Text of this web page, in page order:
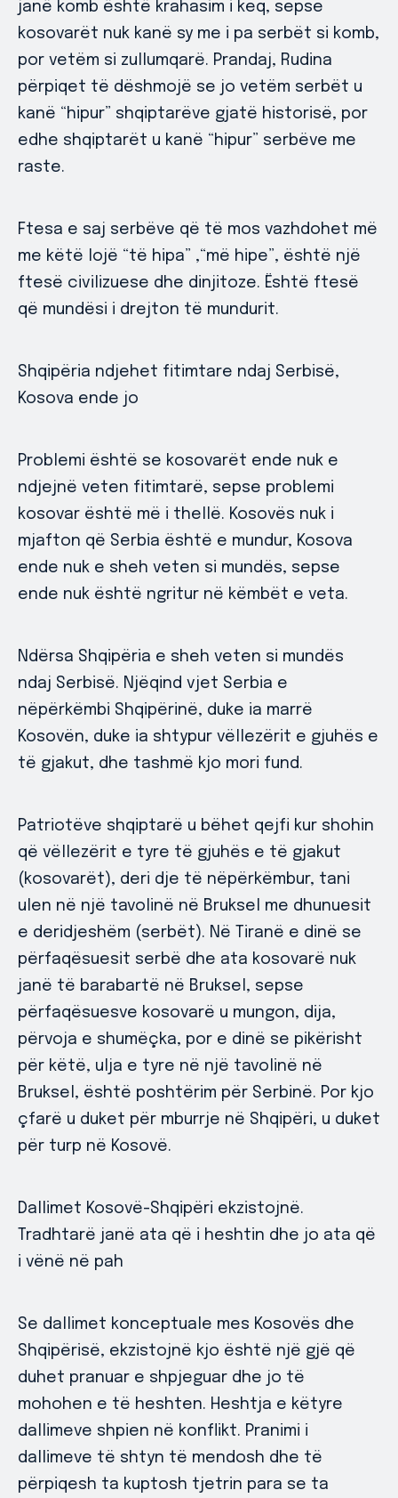
janë komb është krahasim i keq, sepse
kosovarët nuk kanë sy me i pa serbët si komb,
por vetëm si zullumqarë. Prandaj, Rudina
përpiqet të dëshmojë se jo vetëm serbët u
kanë “hipur” shqiptarëve gjatë historisë, por
edhe shqiptarët u kanë “hipur” serbëve me
raste.
Ftesa e saj serbëve që të mos vazhdohet më
me këtë lojë “të hipa” ,“më hipe”, është një
ftesë civilizuese dhe dinjitoze. Është ftesë
që mundësi i drejton të mundurit.
Shqipëria ndjehet fitimtare ndaj Serbisë,
Kosova ende jo
Problemi është se kosovarët ende nuk e
ndjejnë veten fitimtarë, sepse problemi
kosovar është më i thellë. Kosovës nuk i
mjafton që Serbia është e mundur, Kosova
ende nuk e sheh veten si mundës, sepse
ende nuk është ngritur në këmbët e veta.
Ndërsa Shqipëria e sheh veten si mundës
ndaj Serbisë. Njëqind vjet Serbia e
nëpërkëmbi Shqipërinë, duke ia marrë
Kosovën, duke ia shtypur vëllezërit e gjuhës e
të gjakut, dhe tashmë kjo mori fund.
Patriotëve shqiptarë u bëhet qejfi kur shohin
që vëllezërit e tyre të gjuhës e të gjakut
(kosovarët), deri dje të nëpërkëmbur, tani
ulen në një tavolinë në Bruksel me dhunuesit
e deridjeshëm (serbët). Në Tiranë e dinë se
përfaqësuesit serbë dhe ata kosovarë nuk
janë të barabartë në Bruksel, sepse
përfaqësuesve kosovarë u mungon, dija,
përvoja e shumëçka, por e dinë se pikërisht
për këtë, ulja e tyre në një tavolinë në
Bruksel, është poshtërim për Serbinë. Por kjo
çfarë u duket për mburrje në Shqipëri, u duket
për turp në Kosovë.
Dallimet Kosovë-Shqipëri ekzistojnë.
Tradhtarë janë ata që i heshtin dhe jo ata që
i vënë në pah
Se dallimet konceptuale mes Kosovës dhe
Shqipërisë, ekzistojnë kjo është një gjë që
duhet pranuar e shpjeguar dhe jo të
mohohen e të heshten. Heshtja e këtyre
dallimeve shpien në konflikt. Pranimi i
dallimeve të shtyn të mendosh dhe të
përpiqesh ta kuptosh tjetrin para se ta